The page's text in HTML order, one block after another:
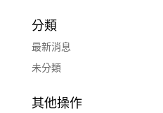
分類
最新消息
未分類
其他操作